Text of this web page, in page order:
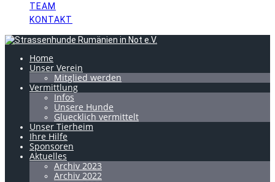
TEAM
KONTAKT
Home
Unser Verein
Mitglied werden
Vermittlung
Infos
Unsere Hunde
Gluecklich vermittelt
Unser Tierheim
Ihre Hilfe
Sponsoren
Aktuelles
Archiv 2023
Archiv 2022